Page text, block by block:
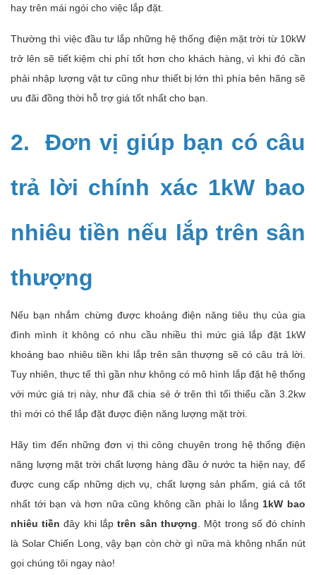
hay trên mái ngói cho việc lắp đặt.
Thường thì việc đầu tư lắp những hệ thống điện mặt trời từ 10kW
trở lên sẽ tiết kiệm chi phí tốt hơn cho khách hàng, vì khi đó cần
phải nhập lượng vật tư cũng như thiết bị lớn thì phía bên hãng sẽ
ưu đãi đồng thời hỗ trợ giá tốt nhất cho bạn.
2. Đơn vị giúp bạn có câu
trả lời chính xác 1kW bao
nhiêu tiền nếu lắp trên sân
thượng
Nếu bạn nhắm chừng được khoảng điện năng tiêu thụ của gia
đình mình ít không có nhu cầu nhiều thì mức giá lắp đặt 1kW
khoảng bao nhiêu tiền khi lắp trên sân thượng sẽ có câu trả lời.
Tuy nhiên, thực tế thì gần như không có mô hình lắp đặt hệ thống
với mức giá trị này, như đã chia sẻ ở trên thì tối thiểu cần 3.2kw
thì mới có thể lắp đặt được điện năng lượng mặt trời.
Hãy tìm đến những đơn vị thi công chuyên trong hệ thống điện
năng lượng mặt trời chất lượng hàng đầu ở nước ta hiện nay, để
được cung cấp những dịch vụ, chất lượng sản phẩm, giá cả tốt
nhất tới bạn và hơn nữa cũng không cần phải lo lắng 1kW bao
nhiêu tiền đây khi lắp trên sân thượng . Một trong số đó chính
là Solar Chiến Long, vậy bạn còn chờ gì nữa mà không nhấn nút
gọi chúng tôi ngay nào!